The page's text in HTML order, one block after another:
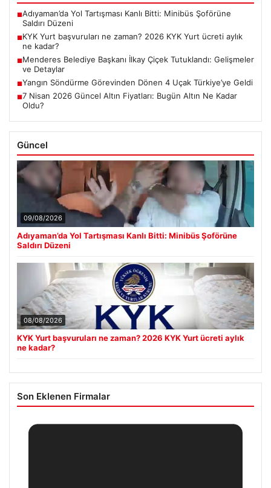
■Adıyaman’da Yol Tartışması Kanlı Bitti: Minibüs Şoförüne
Saldırı Düzeni
■KYK Yurt başvuruları ne zaman? 2026 KYK Yurt ücreti aylık
ne kadar?
■Menderes Belediye Başkanı İlkay Çiçek Tutuklandı: Gelişmeler
ve Detaylar
■Yangın Söndürme Görevinden Dönen 4 Uçak Türkiye’ye Geldi
■7 Nisan 2026 Güncel Altın Fiyatları: Bugün Altın Ne Kadar
Oldu?
Güncel
09/08/2026
Adıyaman’da Yol Tartışması Kanlı Bitti: Minibüs Şoförüne
Saldırı Düzeni
08/08/2026
KYK Yurt başvuruları ne zaman? 2026 KYK Yurt ücreti aylık
ne kadar?
Son Eklenen Firmalar